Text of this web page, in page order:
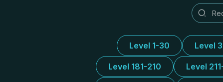
Level 1-30 Level
Level 181-210 Level